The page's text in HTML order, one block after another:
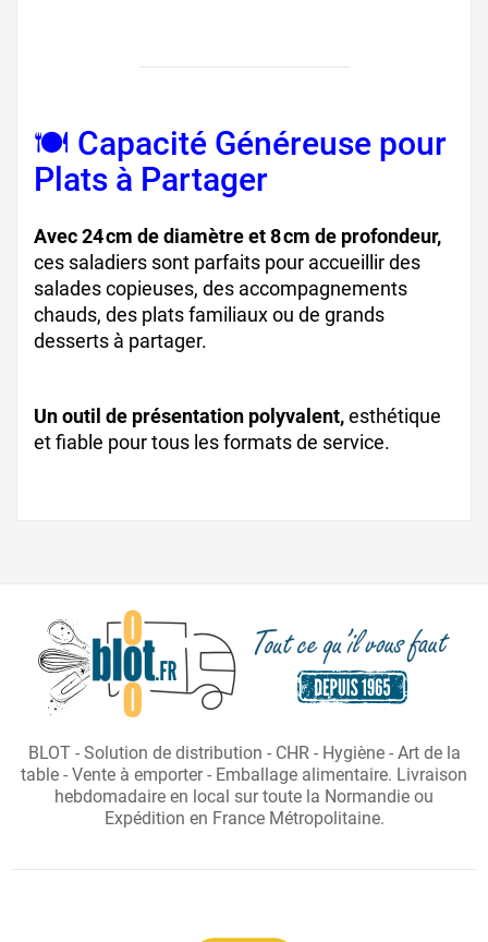
🍽️ Capacité Généreuse pour
Plats à Partager
Avec 24 cm de diamètre et 8 cm de profondeur,
ces saladiers sont parfaits pour accueillir des
salades copieuses, des accompagnements
chauds, des plats familiaux ou de grands
desserts à partager.
Un outil de présentation polyvalent,esthétique
et fiable pour tous les formats de service.
BLOT - Solution de distribution - CHR - Hygiène - Art de la
table - Vente à emporter - Emballage alimentaire. Livraison
hebdomadaire en local sur toute la Normandie ou
Expédition en France Métropolitaine.